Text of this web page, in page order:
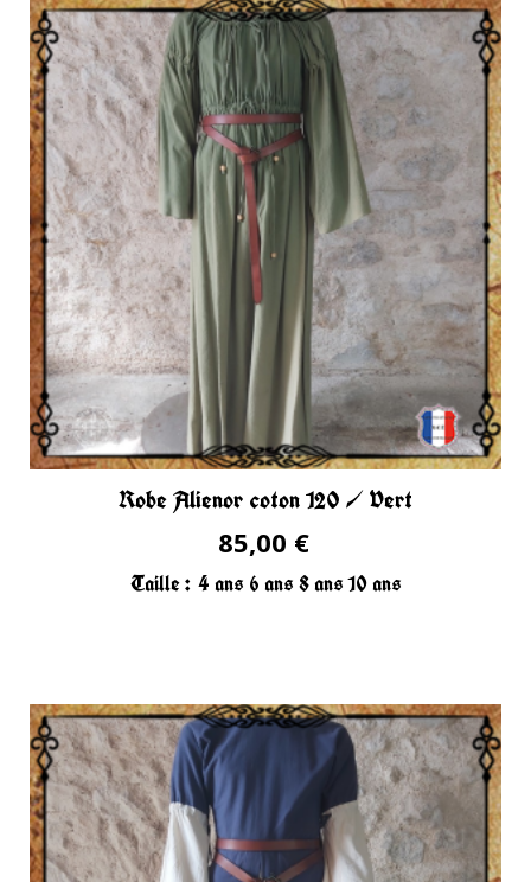
Robe Alienor coton 120 / Vert
85,00 €
Taille : 4 ans 6 ans 8 ans10 ans